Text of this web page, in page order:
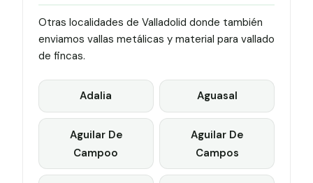
Otras localidades de Valladolid donde también
enviamos vallas metálicas y material para vallado
de fincas.
Adalia Aguasal
Aguilar De
Campoo
Aguilar De
Campos